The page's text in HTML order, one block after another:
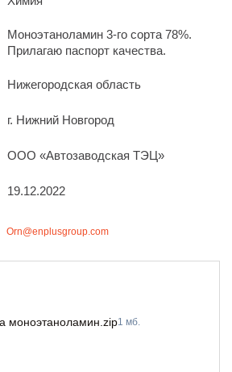
активов
НА НАШУ РАССЫЛКУ
Моноэтаноламин 3-го сорта 78%.
Прилагаю паспорт качества.
Нижегородская область
г. Нижний Новгород
ООО «Автозаводская ТЭЦ»
19.12.2022
Orn@enplusgroup.com
моноэтаноламин.zip1 мб.